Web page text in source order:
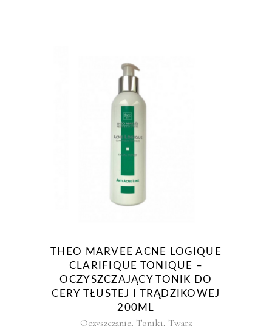
THEO MARVEE ACNE LOGIQUE
CLARIFIQUE TONIQUE –
OCZYSZCZAJĄCY TONIK DO
CERY TŁUSTEJ I TRĄDZIKOWEJ
200ML
Oczyszczanie, Toniki, Twarz